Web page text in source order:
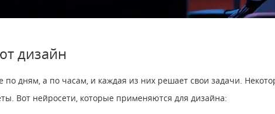
дизайн
по дням, а по часам, и каждая из них решает свои задачи.
Вот нейросети, которые применяются для дизайна: